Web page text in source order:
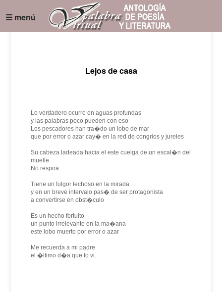
☰ menú
Lejos de casa
Lo verdadero ocurre en aguas profundas
y las palabras poco pueden con eso
Los pescadores han tra�do un lobo de mar
que por error o azar cay� en la red de congrios y jureles
Su cabeza ladeada hacia el este cuelga de un escal�n del
muelle
No respira
Tiene un fulgor lechoso en la mirada
y en un breve intervalo pas� de ser protagonista
a convertirse en obst�culo
Es un hecho fortuito
un punto irrelevante en la ma�ana
este lobo muerto por error o azar
Me recuerda a mi padre
el �ltimo d�a que lo vi.